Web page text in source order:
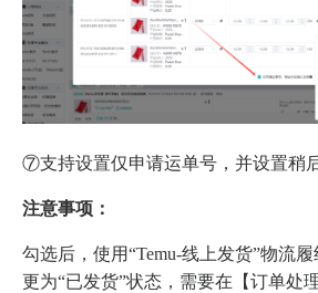
⑦支持设置仅申请运单号，并设置稍
注意事项：
勾选后，使用“Temu-线上发货”物流
更为“已发货”状态，需要在【订单处